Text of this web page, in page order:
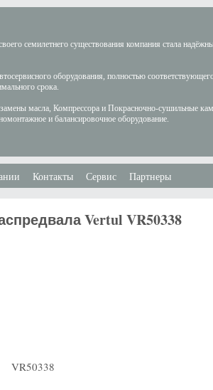
семилетнего существования компания стала
оборудования, полностью
срока.
масла, Компрессора и Покрасночно-сушильные
и балансировочное оборудование.
Контакты Сервис Партнеры
Vertul VR50338
VR50338